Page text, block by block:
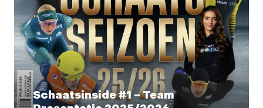
Schaatsinside #1 – Team